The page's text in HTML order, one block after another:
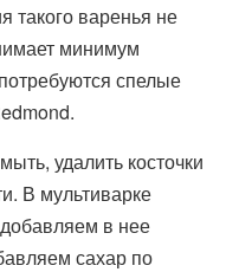
такого варенья не
минимум
спелые
удалить косточки
В мультиварке
в нее
сахар по